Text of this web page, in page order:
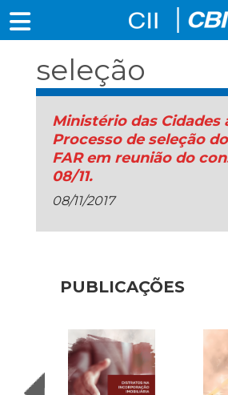
seleção
Ministério das Cidades
Processo de seleção
FAR em reunião do
08/11.
08/11/2017
PUBLICAÇÕES